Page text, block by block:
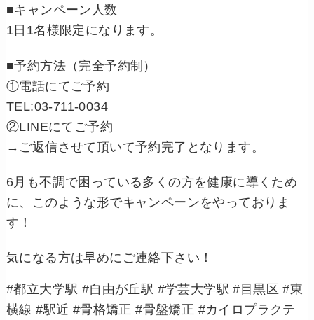
■キャンペーン人数
1日1名様限定になります。
■予約方法（完全予約制）
①電話にてご予約
TEL:03-711-0034
②LINEにてご予約
→ご返信させて頂いて予約完了となります。
6月も不調で困っている多くの方を健康に導くため
に、このような形でキャンペーンをやっておりま
す！
気になる方は早めにご連絡下さい！
#都立大学駅 #自由が丘駅 #学芸大学駅 #目黒区 #東
横線 #駅近 #骨格矯正 #骨盤矯正 #カイロプラクテ